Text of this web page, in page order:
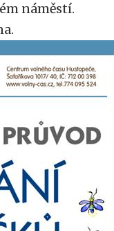
náměstí.